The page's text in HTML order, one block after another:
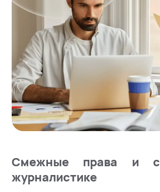
Смежные права и
журналистике